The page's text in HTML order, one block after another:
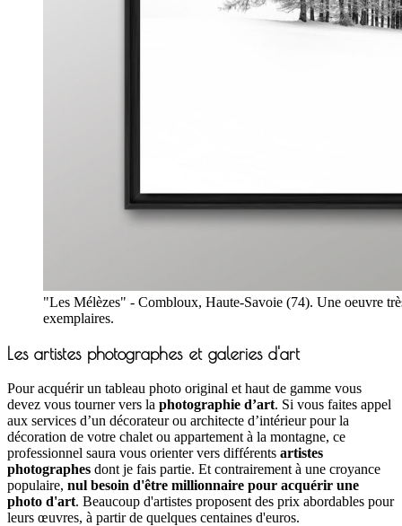
"Les Mélèzes" - Combloux, Haute-Savoie (74). Une oeuvre
exemplaires.
Les artistes photographes et galeries d'art
Pour acquérir un tableau photo original et haut de gamme vous
devez vous tourner vers la photographie d’art. Si vous faites appel
aux services d’un décorateur ou architecte d’intérieur pour la
décoration de votre chalet ou appartement à la montagne, ce
professionnel saura vous orienter vers différents artistes
photographes dont je fais partie. Et contrairement à une croyance
populaire, nul besoin d'être millionnaire pour acquérir une
photo d'art. Beaucoup d'artistes proposent des prix abordables pour
leurs œuvres, à partir de quelques centaines d'euros.